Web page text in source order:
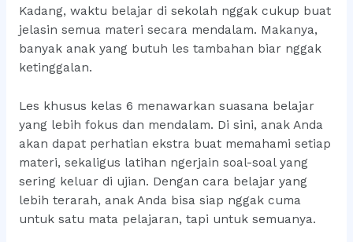
Kadang, waktu belajar di sekolah nggak cukup buat
jelasin semua materi secara mendalam. Makanya,
banyak anak yang butuh les tambahan biar nggak
ketinggalan.
Les khusus kelas 6 menawarkan suasana belajar
yang lebih fokus dan mendalam. Di sini, anak Anda
akan dapat perhatian ekstra buat memahami setiap
materi, sekaligus latihan ngerjain soal-soal yang
sering keluar di ujian. Dengan cara belajar yang
lebih terarah, anak Anda bisa siap nggak cuma
untuk satu mata pelajaran, tapi untuk semuanya.